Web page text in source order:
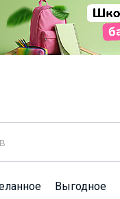
Выгодное